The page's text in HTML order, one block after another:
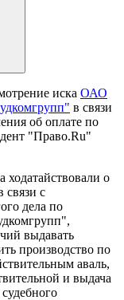
иска ОАО
в связи
об оплате по
"Право.Ru"
ходатайствовали о
связи с
дела по
выдавать
производство по
аваль,
и выдача